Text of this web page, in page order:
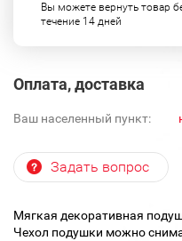
Вы можете вернуть товар
течение 14 дней
Оплата, доставка
Ваш населенный пункт:
Задать вопрос
Мягкая декоративная
Чехол подушки можно